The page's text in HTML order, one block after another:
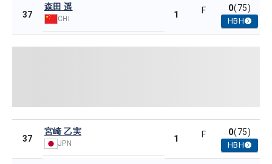
37
森田 遥
CHI 1 F 0(75)
HBH
37
宮崎 乙実
JPN 1 F 0(75)
HBH